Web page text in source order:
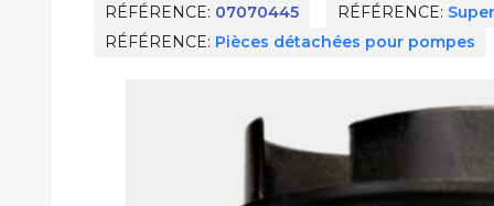
RÉFÉRENCE 07070445 RÉFÉRENCE
RÉFÉRENCE Pièces détachées pour pompes